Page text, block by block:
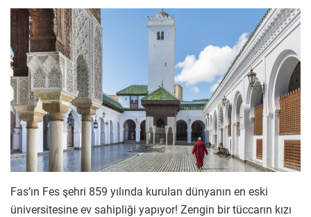
Fas’ın Fes şehri 859 yılında kurulan dünyanın en eski
üniversitesine ev sahipliği yapıyor! Zengin bir tüccarın kızı